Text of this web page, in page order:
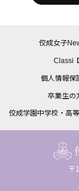
リ
佼成女子
Classi
個人情報保
卒業生の
佼成学園中学校・高
〒